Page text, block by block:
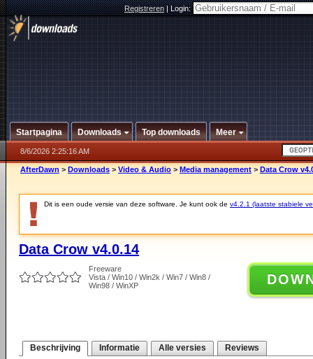
Registreren|Login:
Startpagina Downloads Top downloads Meer
8/6/2026 2:25:16 AM
AfterDawn > Downloads > Video & Audio > Media management > Data Crow
Dit is een oude versie van deze software. Je kunt ook de v4.2.1 (laatste stabiele
Data Crow v4.0.14
Freeware
Vista / Win10 / Win2k / Win7 / Win8 /
Win98 / WinXP
Beschrijving Informatie Alle versies Reviews